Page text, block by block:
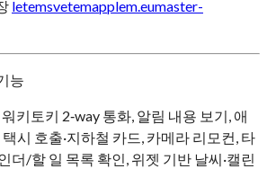
letemsvetemapplem.eumaster-
능
키토키 2‑way 통화, 알림 내용 보기, 애
시 호출·지하철 카드, 카메라 리모컨, 타
더/할 일 목록 확인, 위젯 기반 날씨·캘린